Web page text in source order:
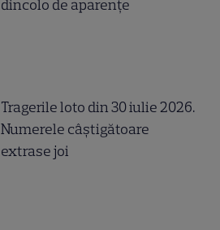
dincolo de aparențe
Tragerile loto din 30 iulie 2026.
Numerele câştigătoare
extrase joi